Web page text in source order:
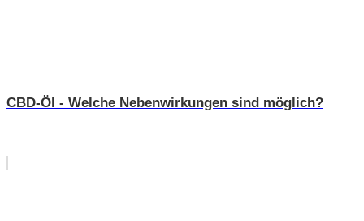
CBD-Öl - Welche Nebenwirkungen sind möglich?